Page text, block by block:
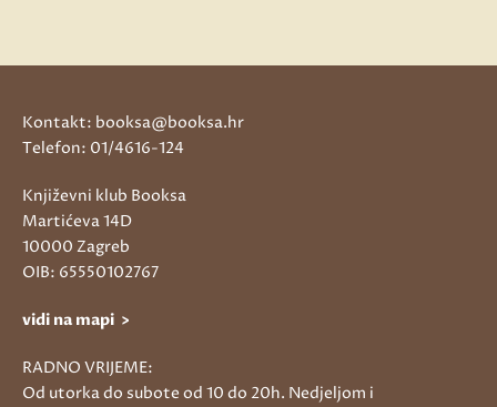
Kontakt: booksa@booksa.hr
Telefon: 01/4616-124
Književni klub Booksa
Martićeva 14D
10000 Zagreb
OIB: 65550102767
vidi na mapi >
RADNO VRIJEME:
Od utorka do subote od 10 do 20h. Nedjeljom i